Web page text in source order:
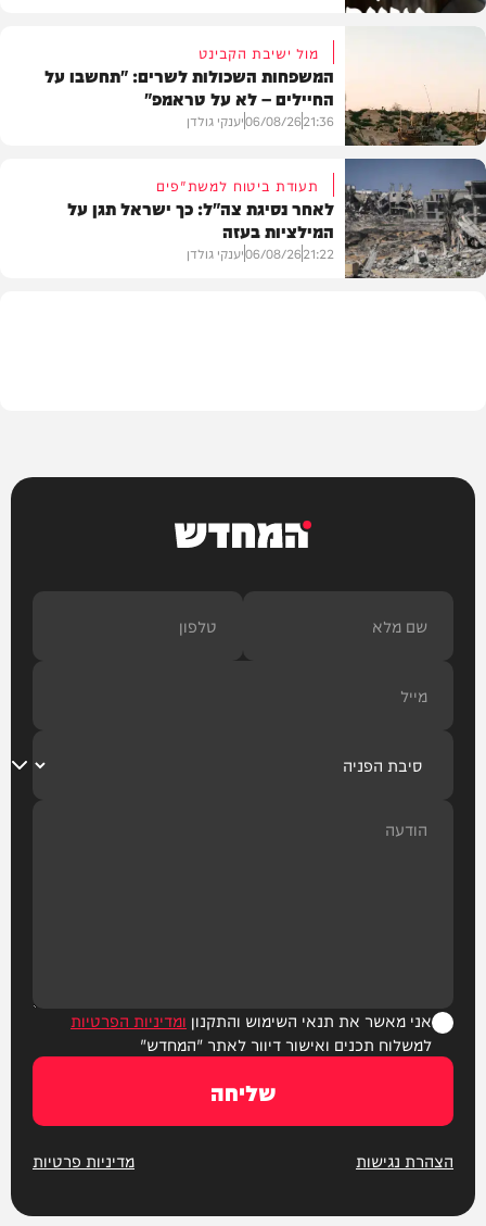
חדשות
צבא וביטחון
מול ישיבת הקבינט
המשפחות השכולות לשרים: "תחשבו על
החיילים – לא על טראמפ"
21:36
06/08/26יענקי גולדן
תעודת ביטוח למשת"פים
לאחר נסיגת צה"ל: כך ישראל תגן על
המילציות בעזה
21:22
06/08/26יענקי גולדן
המחדש
אני מאשר את תנאי השימוש והתקנון ומדיניות הפרטיות
למשלוח תכנים ואישור דיוור לאתר "המחדש"
שליחה
הצהרת נגישות מדיניות פרטיות